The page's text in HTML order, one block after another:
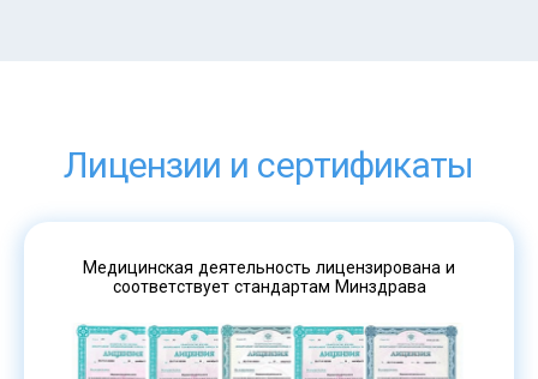
Лицензии и сертификаты
Медицинская деятельность лицензирована и
соответствует стандартам Минздрава